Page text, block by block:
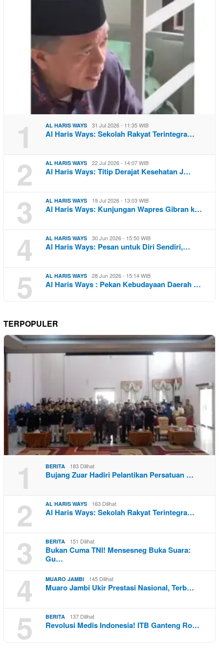
1 AL HARIS WAYS 31 Jul 2026 - 11:35 WIB
Al Haris Ways: Sekolah Rakyat Terintegra…
2 AL HARIS WAYS 22 Jul 2026 - 14:07 WIB
Al Haris Ways: Titip Derajat Kesehatan J…
3 AL HARIS WAYS 19 Jul 2026 - 13:03 WIB
Al Haris Ways: Kunjungan Wapres Gibran k…
4 AL HARIS WAYS 30 Jun 2026 - 15:50 WIB
Al Haris Ways: Pesan untuk Diri Sendiri,…
5 AL HARIS WAYS 28 Jun 2026 - 15:14 WIB
Al Haris Ways : Pekan Kebudayaan Daerah …
TERPOPULER
1 BERITA 183 Dilihat
Bujang Zuar Hadiri Pelantikan Persatuan …
2 AL HARIS WAYS 163 Dilihat
Al Haris Ways: Sekolah Rakyat Terintegra…
3 BERITA 151 Dilihat
Bukan Cuma TNI! Mensesneg Buka Suara:
Gu…
4 MUARO JAMBI 145 Dilihat
Muaro Jambi Ukir Prestasi Nasional, Terb…
5 BERITA 137 Dilihat
Revolusi Medis Indonesia! ITB Ganteng Ro…